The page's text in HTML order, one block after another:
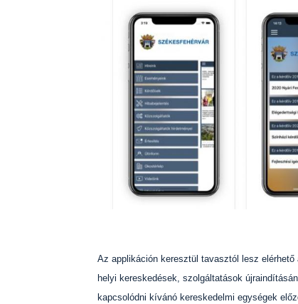
Az applikáción keresztül tavasztól lesz
helyi kereskedések, szolgáltatások
kapcsolódni kívánó kereskedelmi egységek